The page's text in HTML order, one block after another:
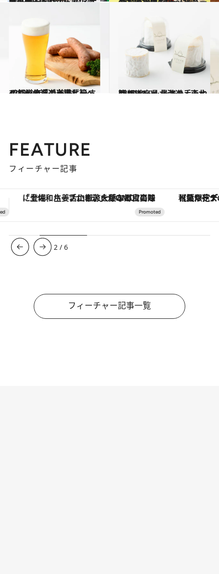
2018.7.22
47都道府県の美味しいすぐれもの「ご当地ビール」～北海道・東北篇～
グルメ 2018.11.24
47都道府県 最強の手みやげリスト ～北海道・東北篇 2018～
グルメ
FEATURE
フィーチャー記事
【夏限定ディナーコース】旬を迎える稚鮎や花ズッキーニなどをイタリア・トスカーナの郷土料理の手法で満喫！ 【銀座で出合う最旬美容】美髪ケアや上質
3 /6
フィーチャー記事一覧